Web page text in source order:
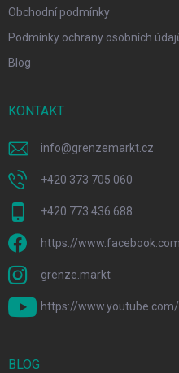
Obchodní podmínky
Podmínky ochrany osobních
Blog
KONTAKT
info@grenzemarkt.cz
+420 373 705 060
+420 773 436 688
https://
grenze.markt
https://
BLOG